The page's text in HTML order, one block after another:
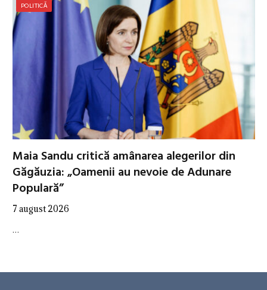
POLITICĂ
Maia Sandu critică amânarea alegerilor din
Găgăuzia: „Oamenii au nevoie de Adunare
Populară”
7 august 2026
…